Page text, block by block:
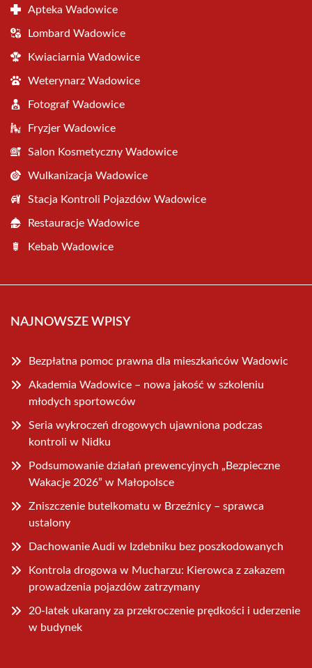
Apteka Wadowice
Lombard Wadowice
Kwiaciarnia Wadowice
Weterynarz Wadowice
Fotograf Wadowice
Fryzjer Wadowice
Salon Kosmetyczny Wadowice
Wulkanizacja Wadowice
Stacja Kontroli Pojazdów Wadowice
Restauracje Wadowice
Kebab Wadowice
NAJNOWSZE WPISY
Bezpłatna pomoc prawna dla mieszkańców Wadowic
Akademia Wadowice – nowa jakość w szkoleniu
młodych sportowców
Seria wykroczeń drogowych ujawniona podczas
kontroli w Nidku
Podsumowanie działań prewencyjnych „Bezpieczne
Wakacje 2026” w Małopolsce
Zniszczenie butelkomatu w Brzeźnicy – sprawca
ustalony
Dachowanie Audi w Izdebniku bez poszkodowanych
Kontrola drogowa w Mucharzu: Kierowca z zakazem
prowadzenia pojazdów zatrzymany
20-latek ukarany za przekroczenie prędkości i uderzenie
w budynek